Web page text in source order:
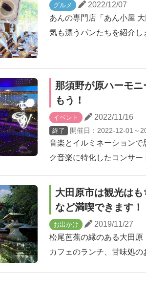
グルメ
2022/12/07
あんの専門店「あん小屋
気も漂うパンたちを紹介し
那須野が原ハーモ
もう！
イベント 2022/11/16
終了 開催日： 2022-12-01～
音楽とイルミネーション
ク音楽に特化したコンサー
大田原市は観光は
など満喫できます！
お出かけ
2019/11/27
松尾芭蕉の縁のある大田原
カフェのランチ、甘味処の